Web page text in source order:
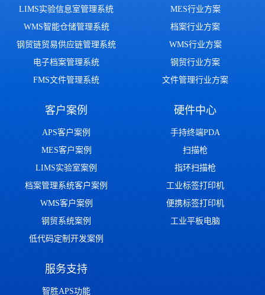
LIMS实验信息室管理系统
WMS智能仓储管理系统
钢贸链贸易供应链管理系统
电子档案管理系统
FMS文件管理系统
MES行业方案
档案行业方案
WMS行业方案
钢贸行业方案
文件管理行业方案
客户案例
APS客户案例
MES客户案例
LIMS实验室案例
档案管理系统客户案例
WMS客户案例
钢贸系统案例
低代码定制开发案例
硬件中心
手持终端PDA
扫描枪
指环扫描枪
工业标签打印机
便携标签打印机
工业平板电脑
服务支持
智胜APS功能